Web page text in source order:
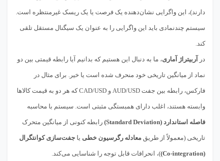
دارند)، این واگرایی نشان‌دهنده یک فرصت یا یک ریسک غیرمنتظره است.
سیستم چندنمادی باید این واگرایی را به عنوان یک سیگنال مستقل تلقی
کند.
در آربیتراژ آماری، ما به دنبال این هستیم که بدانیم آیا رابطه قیمتی بین دو
نماد از میانگین تاریخی خود منحرف شده است یا خیر. برای مثال در
فارکس، رابطه بین جفت AUD/USD و CAD/USD که هر دو به قیمت کالاها
وابسته هستند، اغلب دارای همبستگی مثبتی است. سیستم با محاسبه
فاصله استاندارد (Standard Deviation) رابطه کنونی از میانگین متحرک
تاریخی (معمولاً از طریق معادله رگرسیون خطی یا جفت‌سازی کو‌انتگرال
(Co-integration) )، انحرافات قابل توجه را شناسایی می‌کند.